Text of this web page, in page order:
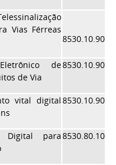
Vias Férreas
8530.10.90
de
de Via
8530.10.90
vital digital8530.10.90
Digital para8530.80.10